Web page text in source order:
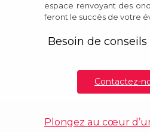
espace renvoyant des
feront le succès de votre
Besoin de
Contactez-
Plongez au cœur